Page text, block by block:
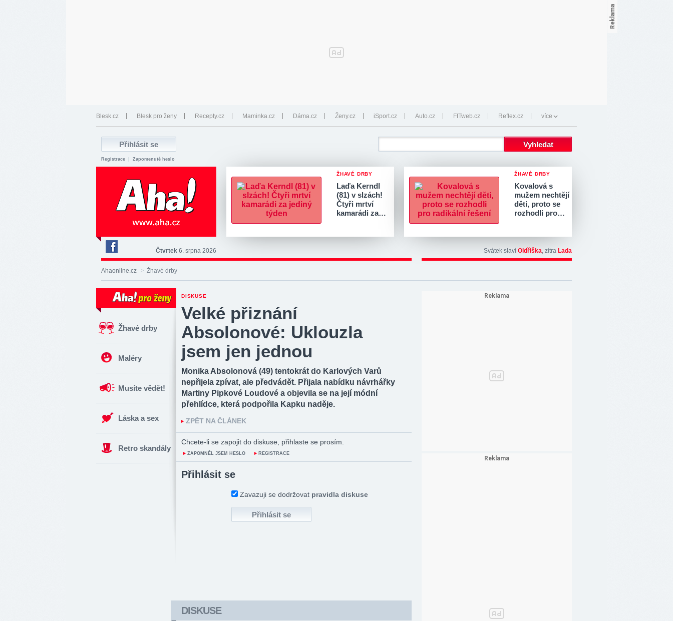
Blesk.cz Blesk pro ženy Recepty.cz Maminka.cz Dáma.cz Ženy.cz iSport.cz Auto.cz FITweb.cz Reflex.cz více
Registrace Zapomenuté heslo
ŽHAVÉ DRBY
Laďa Kerndl
(81) v slzách!
Čtyři mrtví
kamarádi za…
ŽHAVÉ DRBY
Kovalová s
mužem nechtějí
děti, proto se
rozhodli pro…
Deník
Aha!
na
Čtvrtek 6. srpna 2026 Svátek slaví Oldřiška, zítra Lada
Ahaonline.cz > Žhavé drby
Žhavé drby
Maléry
Musíte vědět!
Láska a sex
Retro skandály
DISKUSE
Velké přiznání
Absolonové: Uklouzla
jsem jen jednou
Monika Absolonová (49) tentokrát do Karlových Varů
nepřijela zpívat, ale předvádět. Přijala nabídku návrhářky
Martiny Pipkové Loudové a objevila se na její módní
přehlídce, která podpořila Kapku naděje.
ZPĚT NA ČLÁNEK
Chcete-li se zapojit do diskuse, přihlaste se prosím.
ZAPOMNĚL JSEM HESLO REGISTRACE
Přihlásit se
Zavazuji se dodržovat pravidla diskuse
DISKUSE